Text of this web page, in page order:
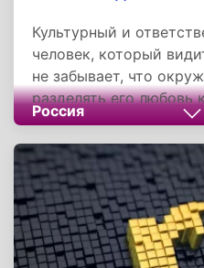
Культурный и
человек, который
не забывает, что
разделять его любовь
собаку жить в
потребностях и
Только так можно
комфортно и людям, и
Россия